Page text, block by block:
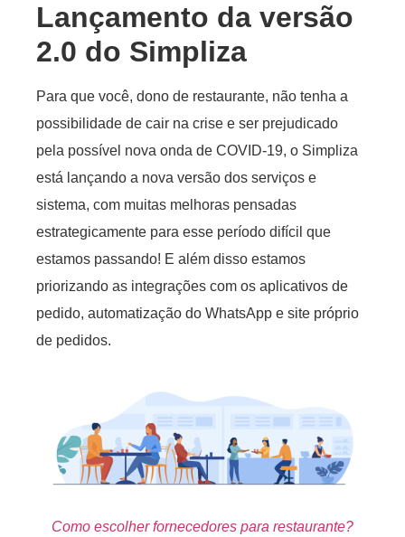
Lançamento da versão
2.0 do Simpliza
Para que você, dono de restaurante, não tenha a
possibilidade de cair na crise e ser prejudicado
pela possível nova onda de COVID-19, o Simpliza
está lançando a nova versão dos serviços e
sistema, com muitas melhoras pensadas
estrategicamente para esse período difícil que
estamos passando! E além disso estamos
priorizando as integrações com os aplicativos de
pedido, automatização do WhatsApp e site próprio
de pedidos.
Como escolher fornecedores para restaurante?